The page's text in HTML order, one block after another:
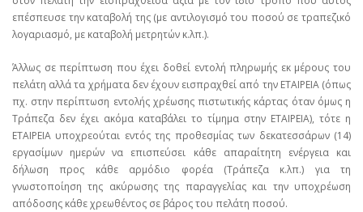
επέσπευσε την καταβολή της (με αντιλογισμό του ποσού σε τραπεζικό
λογαριασμό, με καταβολή μετρητών κ.λπ.).
Άλλως σε περίπτωση που έχει δοθεί εντολή πληρωμής εκ μέρους του
πελάτη αλλά τα χρήματα δεν έχουν εισπραχθεί από την ΕΤΑΙΡΕΙΑ (όπως
πχ. στην περίπτωση εντολής χρέωσης πιστωτικής κάρτας όταν όμως η
Τράπεζα δεν έχει ακόμα καταβάλει το τίμημα στην ΕΤΑΙΡΕΙΑ), τότε η
ΕΤΑΙΡΕΙΑ υποχρεούται εντός της προθεσμίας των δεκατεσσάρων (14)
εργασίμων ημερών να επισπεύσει κάθε απαραίτητη ενέργεια και
δήλωση προς κάθε αρμόδιο φορέα (Τράπεζα κ.λπ.) για τη
γνωστοποίηση της ακύρωσης της παραγγελίας και την υποχρέωση
απόδοσης κάθε χρεωθέντος σε βάρος του πελάτη ποσού.